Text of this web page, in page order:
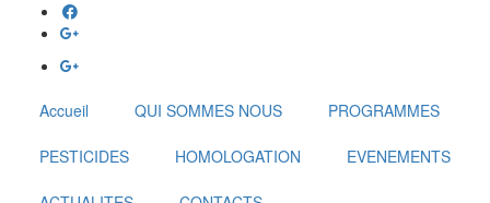
principal
Accueil
QUI SOMMES NOUS PROGRAMMES
PESTICIDES HOMOLOGATION EVENEMENTS